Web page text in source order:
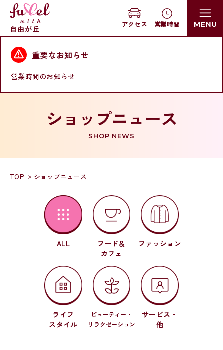
自由が丘 アクセス 営業時間
重要なお知らせ
営業時間のお知らせ
ショップニュース
SHOP NEWS
TOP ショップニュース
ALL
フード＆
カフェ
ファッション
ライフ
スタイル
ビューティー・
リラクゼーション
サービス・
他